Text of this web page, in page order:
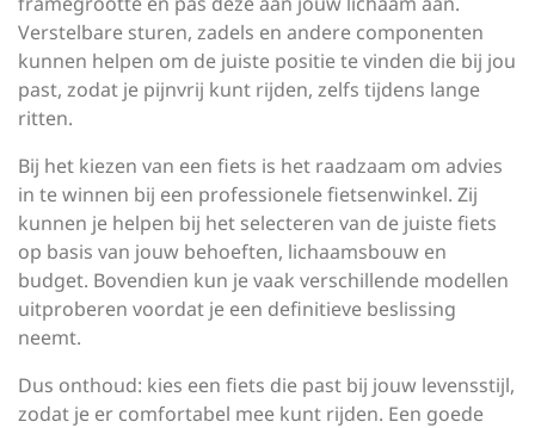
Verstelbare sturen, zadels en andere componenten
kunnen helpen om de juiste positie te vinden die bij jou
past, zodat je pijnvrij kunt rijden, zelfs tijdens lange
ritten.
Bij het kiezen van een fiets is het raadzaam om advies
in te winnen bij een professionele fietsenwinkel. Zij
kunnen je helpen bij het selecteren van de juiste fiets
op basis van jouw behoeften, lichaamsbouw en
budget. Bovendien kun je vaak verschillende modellen
uitproberen voordat je een definitieve beslissing
neemt.
Dus onthoud: kies een fiets die past bij jouw levensstijl,
zodat je er comfortabel mee kunt rijden. Een goede